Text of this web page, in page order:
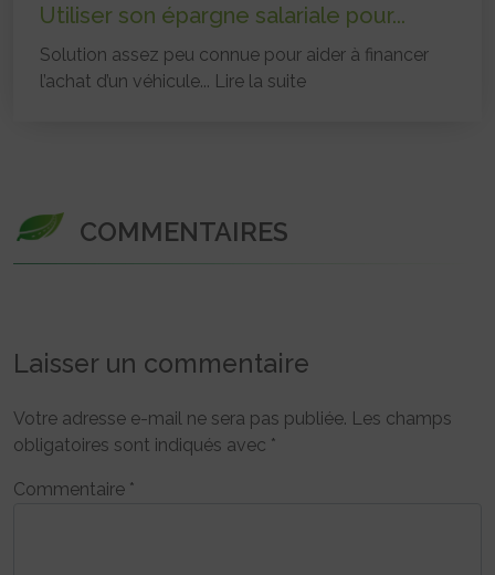
Utiliser son épargne salariale pour...
Solution assez peu connue pour aider à financer
l’achat d’un véhicule... Lire la suite
COMMENTAIRES
Laisser un commentaire
Votre adresse e-mail ne sera pas publiée. Les champs
obligatoires sont indiqués avec *
Commentaire *